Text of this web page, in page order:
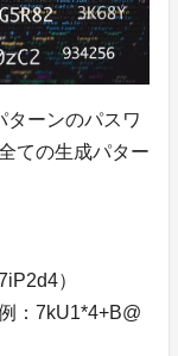
ターンのパスワ
ての生成パター
）
例：7kU1*4+B@